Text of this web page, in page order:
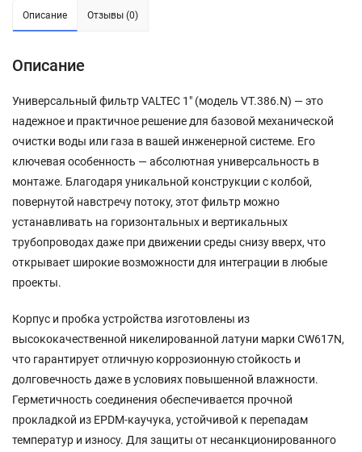
Описание Отзывы (0)
Описание
Универсальный фильтр VALTEC 1" (модель VT.386.N) — это
надежное и практичное решение для базовой механической
очистки воды или газа в вашей инженерной системе. Его
ключевая особенность — абсолютная универсальность в
монтаже. Благодаря уникальной конструкции с колбой,
повернутой навстречу потоку, этот фильтр можно
устанавливать на горизонтальных и вертикальных
трубопроводах даже при движении среды снизу вверх, что
открывает широкие возможности для интеграции в любые
проекты.
Корпус и пробка устройства изготовлены из
высококачественной никелированной латуни марки CW617N,
что гарантирует отличную коррозионную стойкость и
долговечность даже в условиях повышенной влажности.
Герметичность соединения обеспечивается прочной
прокладкой из EPDM-каучука, устойчивой к перепадам
температур и износу. Для защиты от несанкционированного